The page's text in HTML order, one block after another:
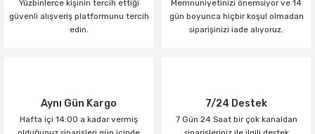
Yüzbinlerce kişinin tercih ettiği
güvenli alışveriş platformunu tercih
edin.
Memnuniyetinizi önemsiyor ve 14
gün boyunca hiçbir koşul olmadan
siparişinizi iade alıyoruz.
Aynı Gün Kargo
Hafta içi 14:00 a kadar vermiş
7/24 Destek
7 Gün 24 Saat bir çok kanaldan